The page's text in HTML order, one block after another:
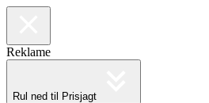
Reklame
Rul ned til Prisjagt